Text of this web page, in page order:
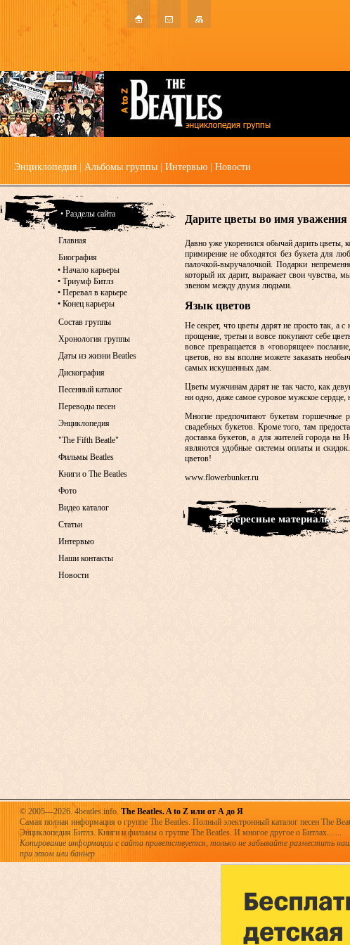
Энциклопедия Альбомы группы Интервью Новости
Дарите цветы во имя
Давно уже укоренился обычай дарить цветы,
примирение не обходятся без букета для
палочкой-выручалочкой. Подарки
который их дарит, выражает свои чувства,
звеном между двумя людьми.
Язык цветов
Не секрет, что цветы дарят не просто так,
прощение, третьи и вовсе покупают себе
вовсе превращается в «говорящее»
цветов, но вы вполне можете заказать
самых искушенных дам.
Цветы мужчинам дарят не так часто, как
ни одно, даже самое суровое мужское
Многие предпочитают букетам горшечные
свадебных букетов. Кроме того, там
доставка букетов, а для жителей города на
являются удобные системы оплаты и
цветов!
www.flowerbunker.ru
• Интересные материалы
• Разделы сайта
Главная
Биография
• Начало карьеры
• Триумф Битлз
• Перевал в карьере
• Конец карьеры
Состав группы
Хронология группы
Даты из жизни Beatles
Дискография
Песенный каталог
Переводы песен
Энциклопедия
"The Fifth Beatle"
Фильмы Beatles
Книги о The Beatles
Фото
Видео каталог
Статьи
Интервью
Наши контакты
Новости
© 2005—2026. 4beatles.info. The Beatles. A to Z или от А до Я
Самая полная информация о группе The Beatles. Полный электронный каталог песен The
Энциклопедия Битлз. Книги и фильмы о группе The Beatles. И многое другое о Битлах.......
Копирование информации с сайта приветствуется, только не забывайте разместить
при этом или баннер